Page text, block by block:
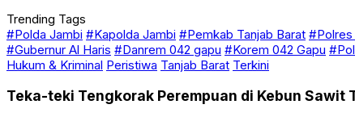
Trending Tags
#Polda Jambi #Kapolda Jambi #Pemkab Tanjab Barat #Polres
#Gubernur Al Haris #Danrem 042 gapu #Korem 042 Gapu
Hukum & Kriminal Peristiwa Tanjab Barat Terkini
Teka-teki Tengkorak Perempuan di Kebun Sawit